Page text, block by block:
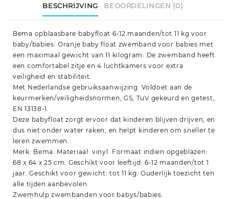
BESCHRIJVING BEOORDELINGEN (0)
Bema opblaasbare babyfloat 6-12 maanden/tot 11 kg voor
baby/babies. Oranje baby float zwemband voor babies met
een maximaal gewicht van 11 kilogram. De zwemband heeft
een comfortabel zitje en 4 luchtkamers voor extra
veiligheid en stabiliteit.
Met Nederlandse gebruiksaanwijzing. Voldoet aan de
keurmerken/veiligheidsnormen, GS, TuV gekeurd en getest,
EN 13138-1.
Deze babyfloat zorgt ervoor dat kinderen blijven drijven, en
dus niet onder water raken, en helpt kinderen om sneller te
leren zwemmen.
Merk: Bema. Materiaal: vinyl. Formaat indien opgeblazen:
68 x 64 x 25 cm. Geschikt voor leeftijd: 6-12 maanden/tot 1
jaar. Geschikt voor gewicht: tot 11 kg. Ouderlijk toezicht ten
alle tijden aanbevolen.
Zwemhulp zwembanden voor babys/babies.